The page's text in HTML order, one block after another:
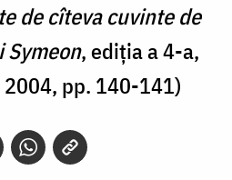
de cîteva cuvinte de
, ediția a 4-a,
pp. 140-141)